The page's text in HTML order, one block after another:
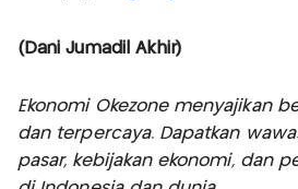
(Dani Jumadil Akhir)
Ekonomi Okezone menyajikan
dan terpercaya. Dapatkan
pasar, kebijakan ekonomi, dan